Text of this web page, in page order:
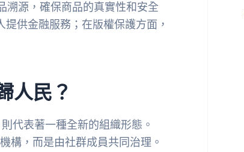
溯源，確保商品的真實性和安全
供金融服務；在版權保護方面，
人民？
代表著一種全新的組織形態。
構，而是由社群成員共同治理。